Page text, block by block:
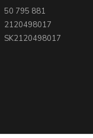
50 795 881
2120498017
SK2120498017